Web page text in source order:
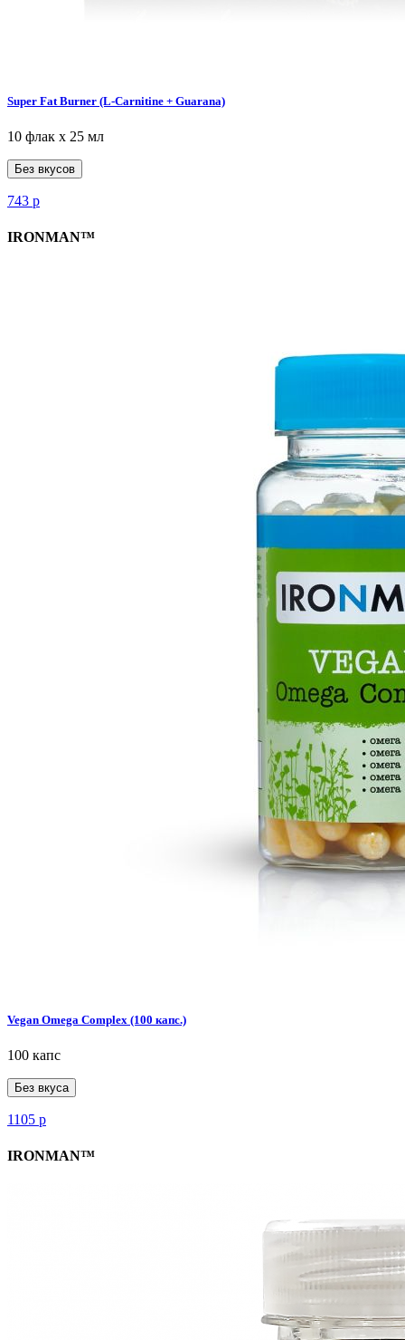
Super Fat Burner (L-Carnitine + Guarana)
10 флак х 25 мл
Без вкусов
743 р
IRONMAN™
Vegan Omega Complex (100 капс.)
100 капс
Без вкуса
1105 р
IRONMAN™